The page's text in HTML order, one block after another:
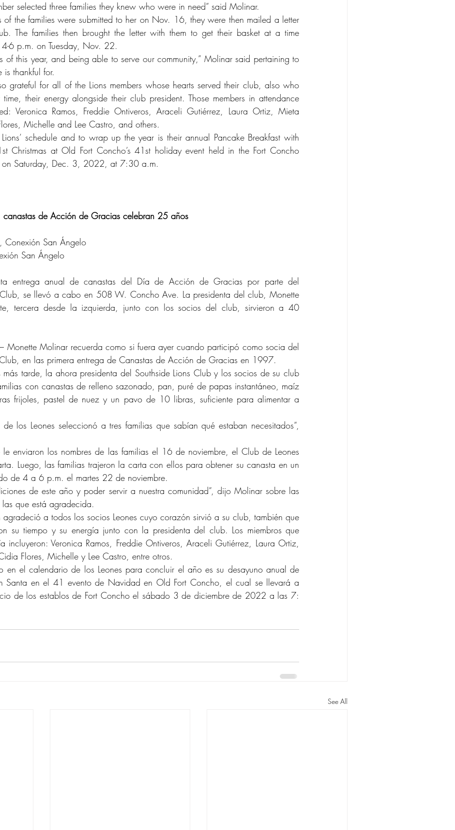
selected three families they knew who were in need” said Molinar.
of the families were submitted to her on Nov. 16, they were then mailed a letter
The families then brought the letter with them to get their basket at a time
4-6 p.m. on Tuesday, Nov. 22.
of this year, and being able to serve our community,” Molinar said pertaining to
is thankful for.
grateful for all of the Lions members whose hearts served their club, also who
time, their energy alongside their club president. Those members in attendance
Veronica Ramos, Freddie Ontiveros, Araceli Gutiérrez, Laura Ortiz, Mieta
Michelle and Lee Castro, and others.
schedule and to wrap up the year is their annual Pancake Breakfast with
Christmas at Old Fort Concho’s 41st holiday event held in the Fort Concho
on Saturday, Dec. 3, 2022, at 7:30 a.m.
canastas de Acción de Gracias celebran 25 años
Conexión San Ángelo
San Ángelo
entrega anual de canastas del Día de Acción de Gracias por parte del
Club, se llevó a cabo en 508 W. Concho Ave. La presidenta del club, Monette
tercera desde la izquierda, junto con los socios del club, sirvieron a 40
Monette Molinar recuerda como si fuera ayer cuando participó como socia del
en las primera entrega de Canastas de Acción de Gracias en 1997.
más tarde, la ahora presidenta del Southside Lions Club y los socios de su club
con canastas de relleno sazonado, pan, puré de papas instantáneo, maíz
frijoles, pastel de nuez y un pavo de 10 libras, suficiente para alimentar a
de los Leones seleccionó a tres familias que sabían qué estaban necesitados”,
enviaron los nombres de las familias el 16 de noviembre, el Club de Leones
Luego, las familias trajeron la carta con ellos para obtener su canasta en un
de 4 a 6 p.m. el martes 22 de noviembre.
de este año y poder servir a nuestra comunidad”, dijo Molinar sobre las
que está agradecida.
a todos los socios Leones cuyo corazón sirvió a su club, también que
su tiempo y su energía junto con la presidenta del club. Los miembros que
incluyeron: Veronica Ramos, Freddie Ontiveros, Araceli Gutiérrez, Laura Ortiz,
Flores, Michelle y Lee Castro, entre otros.
en el calendario de los Leones para concluir el año es su desayuno anual de
Santa en el 41 evento de Navidad en Old Fort Concho, el cual se llevará a
de los establos de Fort Concho el sábado 3 de diciembre de 2022 a las 7:
See All